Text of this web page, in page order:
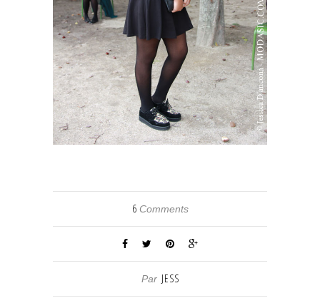
6Comments
Par JESS